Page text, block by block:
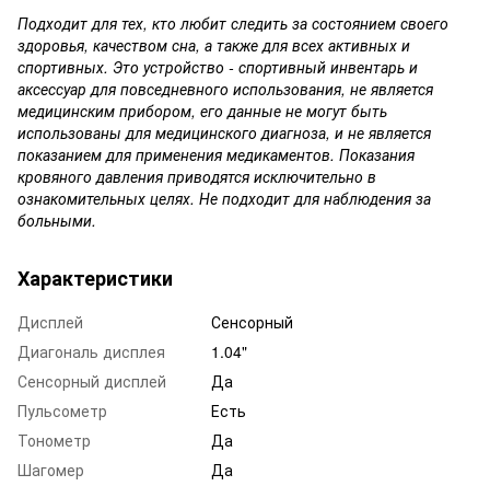
Подходит для тех, кто любит следить за состоянием своего
здоровья, качеством сна, а также для всех активных и
спортивных. Это устройство - спортивный инвентарь и
аксессуар для повседневного использования, не является
медицинским прибором, его данные не могут быть
использованы для медицинского диагноза, и не является
показанием для применения медикаментов. Показания
кровяного давления приводятся исключительно в
ознакомительных целях. Не подходит для наблюдения за
больными.
Характеристики
Дисплей
Сенсорный
Диагональ дисплея
1.04"
Сенсорный дисплей
Да
Пульсометр
Есть
Тонометр
Да
Шагомер
Да